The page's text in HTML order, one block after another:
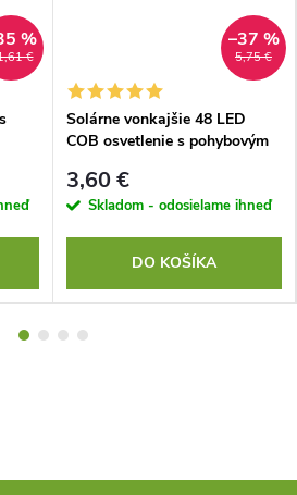
€
%
5,75 €
–37 %
Solárne vonkajšie 48 LED
COB osvetlenie s pohybovým
3,60 €
Skladom - odosielame ihneď
DO KOŠÍKA